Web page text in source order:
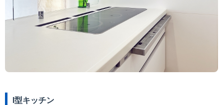
I型キッチン